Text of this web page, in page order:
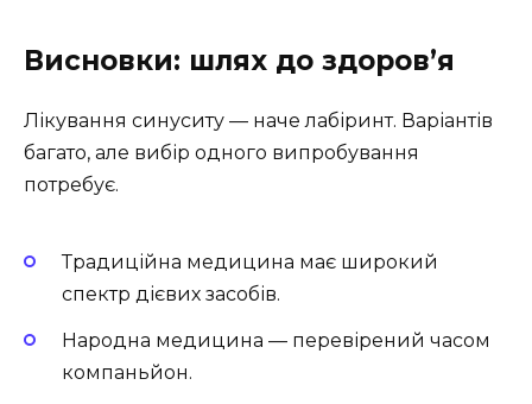
Висновки: шлях до здоров’я
Лікування синуситу — наче лабіринт. Варіантів
багато, але вибір одного випробування
потребує.
Традиційна медицина має широкий
спектр дієвих засобів.
Народна медицина — перевірений часом
компаньйон.